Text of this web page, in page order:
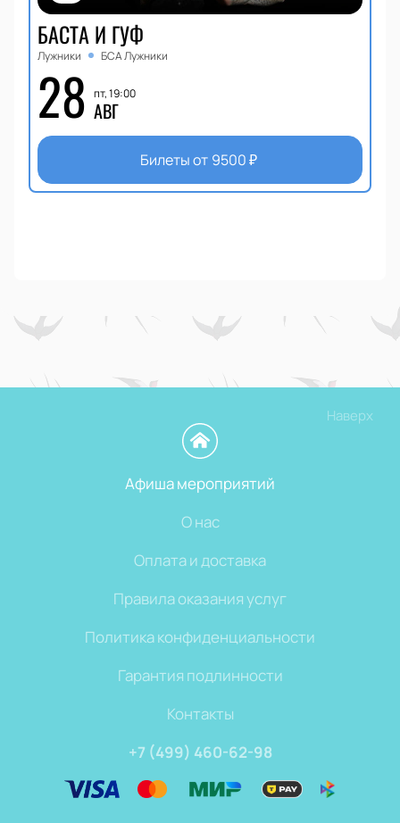
БАСТА И ГУФ
Лужники БСА Лужники
28 пт, 19:00
АВГ
Билеты от 9500₽
Наверх
Афиша мероприятий
О нас
Оплата и доставка
Правила оказания услуг
Политика конфиденциальности
Гарантия подлинности
Контакты
+7 (499) 460-62-98